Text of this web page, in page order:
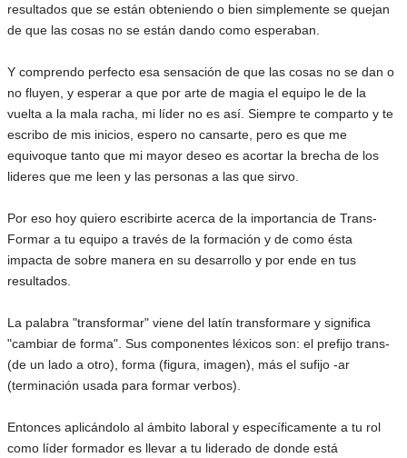
resultados que se están obteniendo o bien simplemente se quejan
de que las cosas no se están dando como esperaban.
Y comprendo perfecto esa sensación de que las cosas no se dan o
no fluyen, y esperar a que por arte de magia el equipo le de la
vuelta a la mala racha, mi líder no es así. Siempre te comparto y te
escribo de mis inicios, espero no cansarte, pero es que me
equivoque tanto que mi mayor deseo es acortar la brecha de los
lideres que me leen y las personas a las que sirvo.
Por eso hoy quiero escribirte acerca de la importancia de Trans-
Formar a tu equipo a través de la formación y de como ésta
impacta de sobre manera en su desarrollo y por ende en tus
resultados.
La palabra "transformar" viene del latín transformare y significa
"cambiar de forma". Sus componentes léxicos son: el prefijo trans-
(de un lado a otro), forma (figura, imagen), más el sufijo -ar
(terminación usada para formar verbos).
Entonces aplicándolo al ámbito laboral y específicamente a tu rol
como líder formador es llevar a tu liderado de donde está